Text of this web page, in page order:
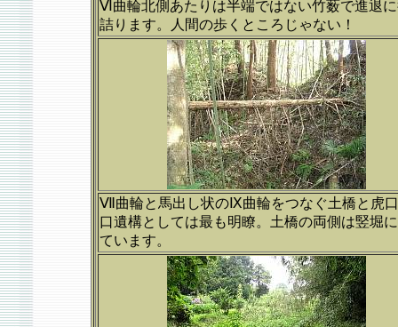
Ⅵ曲輪北側あたりは半端ではない竹薮で進退
詰ります。人間の歩くところじゃない！
Ⅶ曲輪と馬出し状のⅨ曲輪をつなぐ土橋と虎
口遺構としては最も明瞭。土橋の両側は竪堀
ています。